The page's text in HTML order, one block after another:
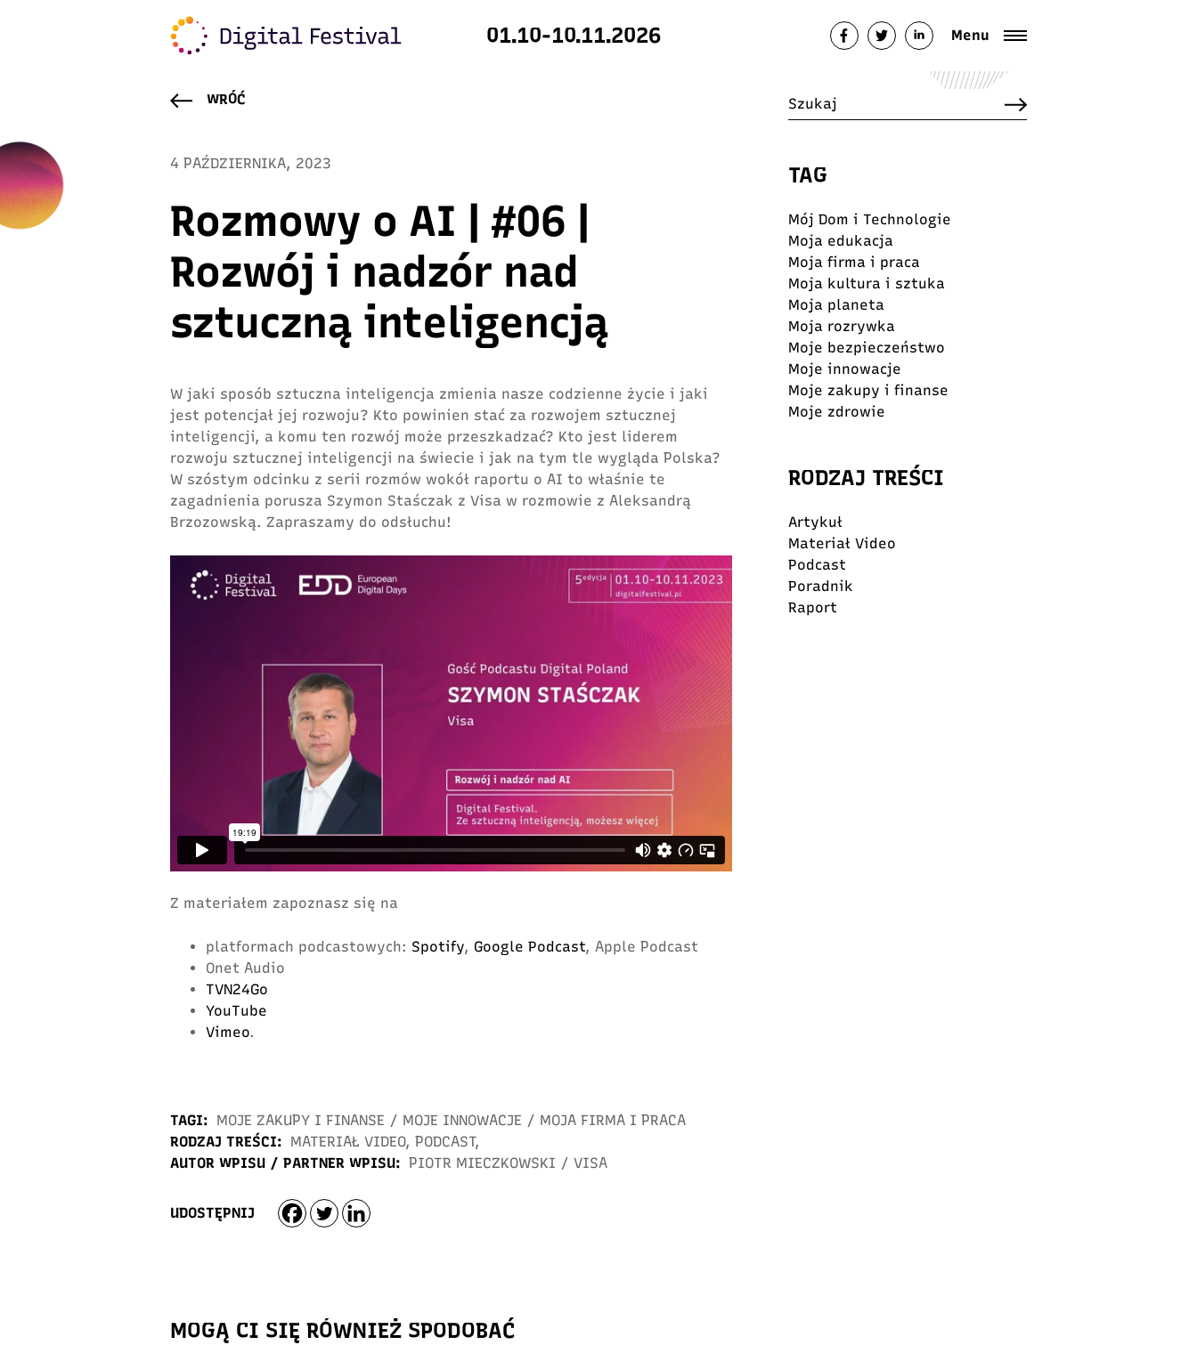
01.10-10.11.2026 Menu
WRÓĆ
4 PAŹDZIERNIKA, 2023
Rozmowy o AI | #06 |
Rozwój i nadzór nad
sztuczną inteligencją
W jaki sposób sztuczna inteligencja zmienia nasze codzienne życie i jaki
jest potencjał jej rozwoju? Kto powinien stać za rozwojem sztucznej
inteligencji, a komu ten rozwój może przeszkadzać? Kto jest liderem
rozwoju sztucznej inteligencji na świecie i jak na tym tle wygląda Polska?
W szóstym odcinku z serii rozmów wokół raportu o AI to właśnie te
zagadnienia porusza Szymon Staśczak z Visa w rozmowie z Aleksandrą
Brzozowską. Zapraszamy do odsłuchu!
Z materiałem zapoznasz się na
platformach podcastowych: Spotify, Google Podcast, Apple Podcast
Onet Audio
TVN24Go
YouTube
Vimeo.
TAGI: MOJE ZAKUPY I FINANSE / MOJE INNOWACJE / MOJA FIRMA I PRACA
RODZAJ TREŚCI: MATERIAŁ VIDEO, PODCAST,
AUTOR WPISU / PARTNER WPISU: PIOTR MIECZKOWSKI / VISA
UDOSTĘPNIJ
MOGĄ CI SIĘ RÓWNIEŻ SPODOBAĆ
TAG
Mój Dom i Technologie
Moja edukacja
Moja firma i praca
Moja kultura i sztuka
Moja planeta
Moja rozrywka
Moje bezpieczeństwo
Moje innowacje
Moje zakupy i finanse
Moje zdrowie
RODZAJ TREŚCI
Artykuł
Materiał Video
Podcast
Poradnik
Raport